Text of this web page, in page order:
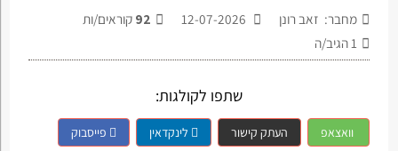
מחבר: זאב רונן 92 קוראים/ות
1 הגיב/ה
שתפו לקולגות:
וואצאפ העתק קישור לינקדאין פייסבוק